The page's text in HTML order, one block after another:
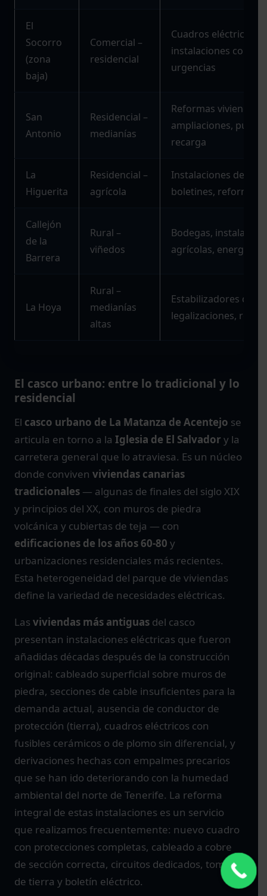
El
Socorro
(zona
baja)
Comercial –
residencial
Cuadros eléctricos,
instalaciones
urgencias
San
Antonio
Residencial –
medianías
Reformas viviendas,
ampliaciones,
recarga
La
Higuerita
Residencial –
agrícola
Instalaciones de
boletines, reformas
Callejón
de la
Barrera
Rural –
viñedos
Bodegas,
agrícolas, energía
La Hoya
Rural –
medianías
altas
Estabilizadores de
legalizaciones,
El casco urbano: entre lo tradicional y lo
residencial
El casco urbano de La Matanza de Acentejo se
articula en torno a la Iglesia de El Salvador y la
carretera general que lo atraviesa. Es un núcleo
donde conviven viviendas canarias
tradicionales — algunas de finales del siglo XIX
y principios del XX, con muros de piedra
volcánica y cubiertas de teja — con
edificaciones de los años 60-80 y
urbanizaciones residenciales más recientes.
Esta heterogeneidad del parque de viviendas
define la variedad de necesidades eléctricas.
Las viviendas más antiguas del casco
presentan instalaciones eléctricas que fueron
añadidas décadas después de la construcción
original: cableado superficial sobre muros de
piedra, secciones de cable insuficientes para la
demanda actual, ausencia de conductor de
protección (tierra), cuadros eléctricos con
fusibles cerámicos o de plomo sin diferencial, y
derivaciones hechas con empalmes precarios
que se han ido deteriorando con la humedad
ambiental del norte de Tenerife. La reforma
integral de estas instalaciones es un servicio
que realizamos frecuentemente: nuevo cuadro
con protecciones completas, cableado a cobre
de sección correcta, circuitos dedicados, toma
de tierra y boletín eléctrico.